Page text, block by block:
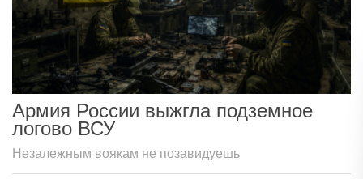
Армия России выжгла подземное
логово ВСУ
Незалежным воякам не позавидуешь